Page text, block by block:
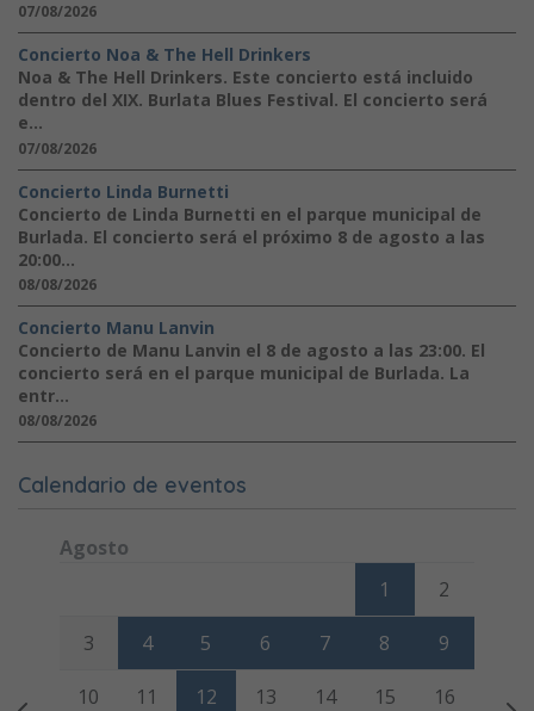
07/08/2026
Concierto Noa & The Hell Drinkers
Noa & The Hell Drinkers. Este concierto está incluido
dentro del XIX. Burlata Blues Festival. El concierto será
e...
07/08/2026
Concierto Linda Burnetti
Concierto de Linda Burnetti en el parque municipal de
Burlada. El concierto será el próximo 8 de agosto a las
20:00...
08/08/2026
Concierto Manu Lanvin
Concierto de Manu Lanvin el 8 de agosto a las 23:00. El
concierto será en el parque municipal de Burlada. La
entr...
08/08/2026
Calendario de eventos
Agosto
Viernes Sábado
1 2
3 4 5 6 7 8 9
10 11 12 13 14 15 16